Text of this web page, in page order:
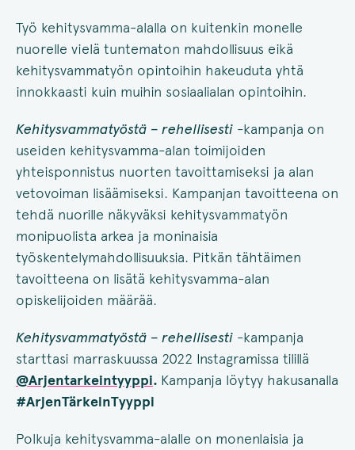
Työ kehitysvamma-alalla on kuitenkin monelle
nuorelle vielä tuntematon mahdollisuus eikä
kehitysvammatyön opintoihin hakeuduta yhtä
innokkaasti kuin muihin sosiaalialan opintoihin.
Kehitysvammatyöstä – rehellisesti -kampanja on
useiden kehitysvamma-alan toimijoiden
yhteisponnistus nuorten tavoittamiseksi ja alan
vetovoiman lisäämiseksi. Kampanjan tavoitteena on
tehdä nuorille näkyväksi kehitysvammatyön
monipuolista arkea ja moninaisia
työskentelymahdollisuuksia. Pitkän tähtäimen
tavoitteena on lisätä kehitysvamma-alan
opiskelijoiden määrää.
Kehitysvammatyöstä – rehellisesti -kampanja
starttasi marraskuussa 2022 Instagramissa tilillä
@Arjentarkeintyyppi. Kampanja löytyy hakusanalla
#ArjenTärkeinTyyppi
Polkuja kehitysvamma-alalle on monenlaisia ja